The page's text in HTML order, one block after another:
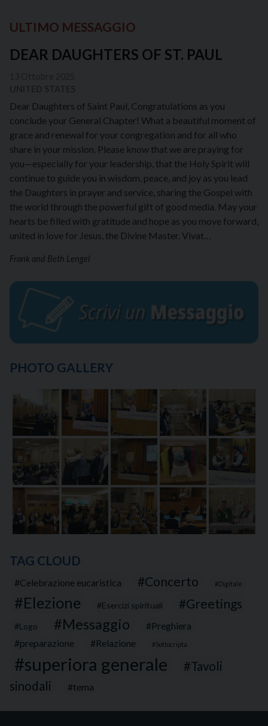
ULTIMO MESSAGGIO
DEAR DAUGHTERS OF ST. PAUL
Dear Daughters of Saint Paul, Congratulations as you
conclude your General Chapter! What a beautiful moment of
grace and renewal for your congregation and for all who
share in your mission. Please know that we are praying for
you—especially for your leadership, that the Holy Spirit will
continue to guide you in wisdom, peace, and joy as you lead
the Daughters in prayer and service, sharing the Gospel with
the world through the powerful gift of good media. May your
hearts be filled with gratitude and hope as you move forward,
united in love for Jesus, the Divine Master. Vivat…
Frank and Beth Lengel
PHOTO GALLERY
TAG CLOUD
Celebrazione eucaristica Concerto Digitale
Elezione Esercizi spirituali Greetings
Logo Messaggio
Preghiera
preparazione
Relazione Sottocripta
superiora generale
Tavoli
sinodali
tema